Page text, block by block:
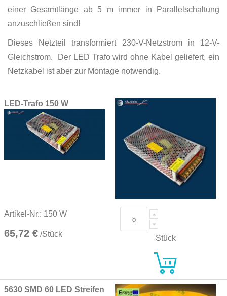
einer Gesamtlänge ab 5 m immer in Parallelschaltung
anzuschließen sind!
Dieses Netzteil transformiert 230-V-Netzstrom in 12-V-
Gleichstrom. Der LED Trafo wird ohne Kabel geliefert, ein
Netzkabel ist aber zur Montage notwendig.
Grouped
product
LED-Trafo 150 W
Artikel-Nr.: 150 W
65,72 € /Stück Stück
5630 SMD 60 LED Streifen